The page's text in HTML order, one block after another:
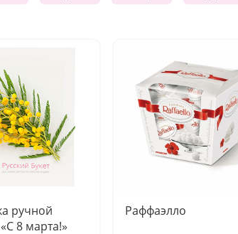
ручной
8 марта!»
Раффаэлло